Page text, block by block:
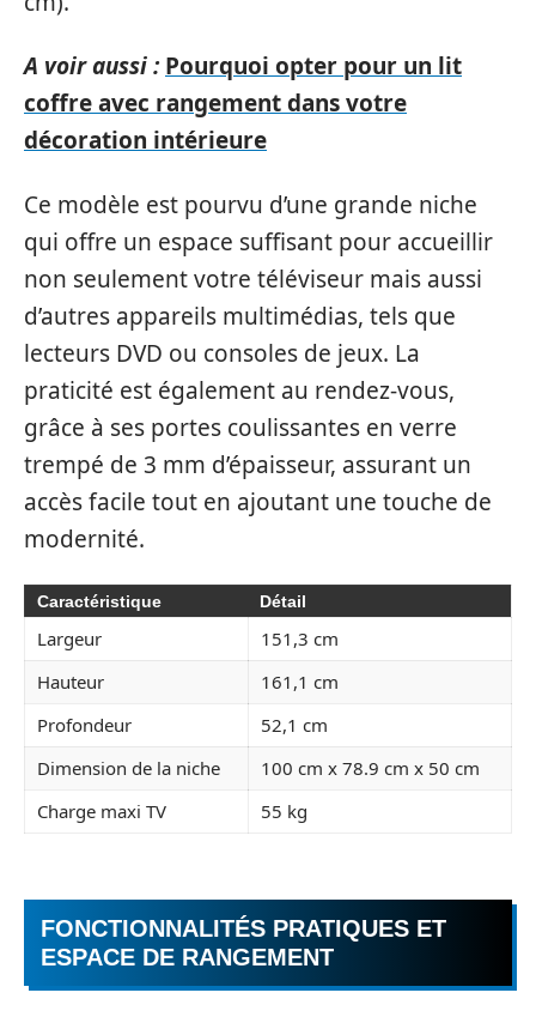
A voir aussi : Pourquoi opter pour un lit
coffre avec rangement dans votre
décoration intérieure
Ce modèle est pourvu d’une grande niche
qui offre un espace suffisant pour accueillir
non seulement votre téléviseur mais aussi
d’autres appareils multimédias, tels que
lecteurs DVD ou consoles de jeux. La
praticité est également au rendez-vous,
grâce à ses portes coulissantes en verre
trempé de 3 mm d’épaisseur, assurant un
accès facile tout en ajoutant une touche de
modernité.
Caractéristique Détail
Largeur
151,3 cm
Hauteur
161,1 cm
Profondeur
52,1 cm
Dimension de la niche
100 cm x 78.9 cm x 50 cm
Charge maxi TV
55 kg
FONCTIONNALITÉS PRATIQUES ET
ESPACE DE RANGEMENT